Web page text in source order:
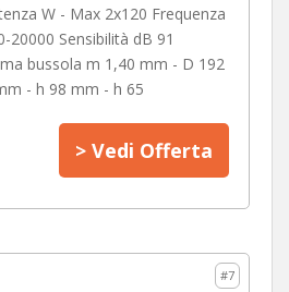
W - Max 2x120 Frequenza
20000 Sensibilità dB 91
bussola m 1,40 mm - D 192
- h 98 mm - h 65
> Vedi Offerta
#7